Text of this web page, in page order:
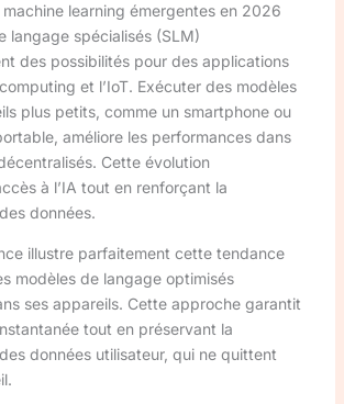
learning émergentes en 2026
langage spécialisés (SLM)
des possibilités pour des applications
et l’IoT. Exécuter des modèles
plus petits, comme un smartphone ou
améliore les performances dans
Cette évolution
à l’IA tout en renforçant la
données.
illustre parfaitement cette tendance
modèles de langage optimisés
ses appareils. Cette approche garantit
tout en préservant la
données utilisateur, qui ne quittent